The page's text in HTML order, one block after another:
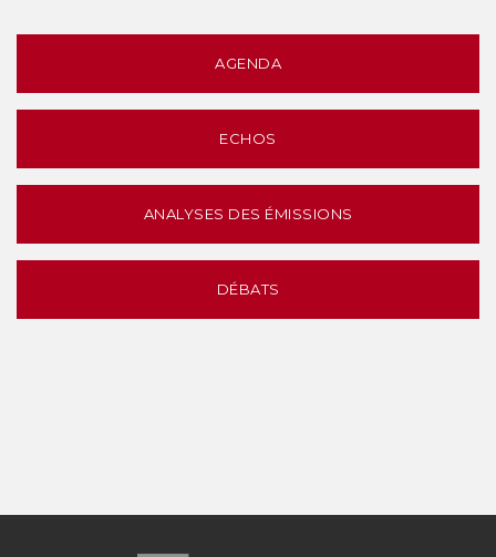
AGENDA
ECHOS
ANALYSES DES ÉMISSIONS
DÉBATS